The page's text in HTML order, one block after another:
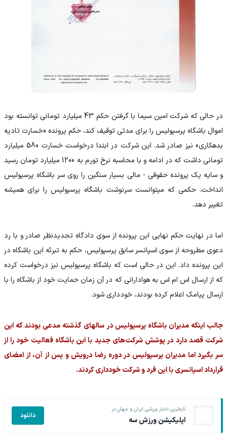
در حالی که شرکت امین سیما با گرفتن حکم 43 میلیارد تومانی توانسته بود
اموال باشگاه پرسپولیس را برای مدتی توقیف کند، حکم پرونده «خسارت تادیه
بدهکاری» نیز صادر شد. این شرکت در ابتدا درخواست خسارت 580 میلیارد
تومانی داشت که در ادامه و با محاسبه نرخ تورم به 1200 میلیارد تومان رسید
و سایه یک پرونده حقوقی - مالی بسیار سنگین را روی سر باشگاه پرسپولیس
انداخت. حکمی که میتوانست سرنوشت باشگاه پرسپولیس را برای همیشه
تغییر دهد.
اما در نهایت حکم نهایی این پرونده از سوی دادگاه تجدیدنظر صادر و با رد
دعوی مطروحه از سوی اسپانسر سابق پرسپولیس، حکم به تبرئه این باشگاه در
این پرونده داد. این در حالی است که باشگاه پرسپولیس نیز درخواست کرده
که از ارسال اس ام اس به هوادارانی که در آن زمان حمایت خود از باشگاه را با
ارسال پیامک اعلام کرده بودند، خودداری شود.
جالب اینکه مدیران باشگاه پرسپولیس در سالهای گذشته مدعی بودند که این
شرکت قصد دارد در پوشش شرکت‌های جدید با این باشگاه فعالیت خود را از
سر بگیرد اما مدیران پرسپولیس در دوره رضا درویش و پس از آن، از امضای
قرارداد اسپانسری با این فرد و شرکت خودداری کردند.
تازه‌ترین اخبار ورزشی ایران و جهان در
اپلیکیشن ورزش سه دانلود